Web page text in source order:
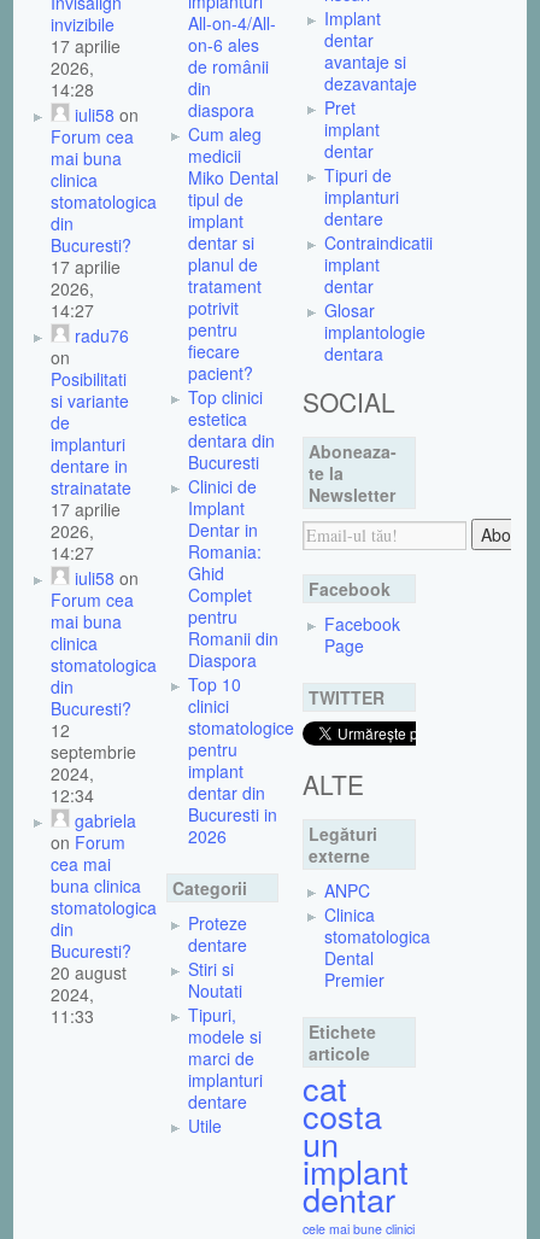
invizibile
17 aprilie
2026,
14:28
iuli58 on
Forum cea
mai buna
clinica
stomatologica
din
Bucuresti?
17 aprilie
2026,
14:27
radu76
on
Posibilitati
si variante
de
implanturi
dentare in
strainatate
17 aprilie
2026,
14:27
iuli58 on
Forum cea
mai buna
clinica
stomatologica
din
Bucuresti?
12
septembrie
2024,
12:34
gabriela
on Forum
cea mai
buna clinica
stomatologica
din
Bucuresti?
20 august
2024,
11:33
All-on-4/All-
on-6 ales
de românii
din
diaspora
Cum aleg
medicii
Miko Dental
tipul de
implant
dentar si
planul de
tratament
potrivit
pentru
fiecare
pacient?
Top clinici
estetica
dentara din
Bucuresti
Clinici de
Implant
Dentar in
Romania:
Ghid
Complet
pentru
Romanii din
Diaspora
Top 10
clinici
stomatologice
pentru
implant
dentar din
Bucuresti in
2026
Categorii
Proteze
dentare
Stiri si
Noutati
Tipuri,
modele si
marci de
implanturi
dentare
Utile
Implant
dentar
avantaje si
dezavantaje
Pret
implant
dentar
Tipuri de
implanturi
dentare
Contraindicatii
implant
dentar
Glosar
implantologie
dentara
SOCIAL
Aboneaza-
te la
Newsletter
Facebook
Facebook
Page
TWITTER
ALTE
Legături
externe
ANPC
Clinica
stomatologica
Dental
Premier
Etichete
articole
cat
costa
un
implant
dentar
cele mai bune clinici